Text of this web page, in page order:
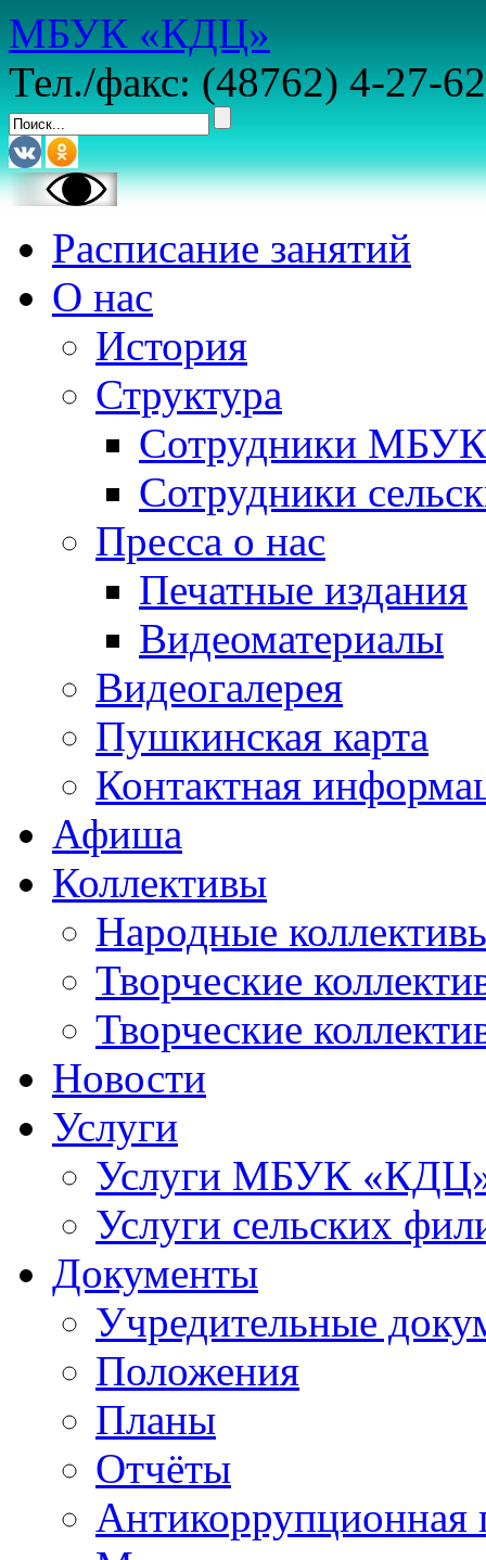
МБУК «КДЦ»
Тел./факс: (48762) 4-27-62
Расписание занятий
О нас
История
Структура
Сотрудники
Сотрудники
Пресса о нас
Печатные издания
Видеоматериалы
Видеогалерея
Пушкинская карта
Контактная
Афиша
Коллективы
Народные
Творческие
Творческие
Новости
Услуги
Услуги МБУК
Услуги сельских
Документы
Учредительные
Положения
Планы
Отчёты
Антикоррупционная